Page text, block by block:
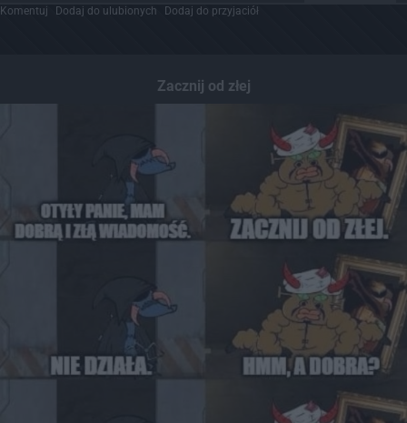
Komentuj Dodaj do ulubionych Dodaj do przyjaciół
Zacznij od złej